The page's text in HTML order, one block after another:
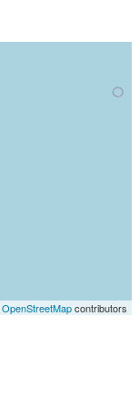
OpenStreetMapcontributors